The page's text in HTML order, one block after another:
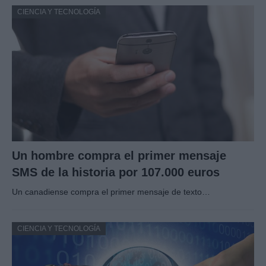
CIENCIA Y TECNOLOGÍA
Un hombre compra el primer mensaje
SMS de la historia por 107.000 euros
Un canadiense compra el primer mensaje de texto…
CIENCIA Y TECNOLOGÍA